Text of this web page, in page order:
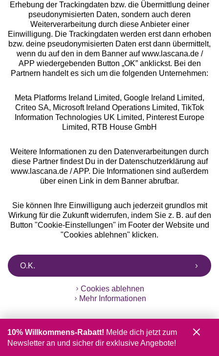
Online-Überweisung
Ratenkauf **
Versandart
10%
Rabatt
Jetzt zum Newsletter anmelden und 10% Rabatt
sichern!
Jetzt anmelden
Auszeichnungen
Erhebung der Trackingdaten bzw. die Übermittlung deiner
pseudonymisierten Daten, sondern auch deren
Weiterverarbeitung durch diese Anbieter einer
Einwilligung. Die Trackingdaten werden erst dann erhoben
bzw. deine pseudonymisierten Daten erst dann übermittelt,
wenn du auf den in dem Banner auf www.lascana.de /
APP wiedergebenden Button „OK” anklickst. Bei den
Partnern handelt es sich um die folgenden Unternehmen:
Meta Platforms Ireland Limited, Google Ireland Limited,
Criteo SA, Microsoft Ireland Operations Limited, TikTok
Information Technologies UK Limited, Pinterest Europe
Limited, RTB House GmbH
Weitere Informationen zu den Datenverarbeitungen durch
diese Partner findest Du in der Datenschutzerklärung auf
www.lascana.de / APP. Die Informationen sind außerdem
über einen Link in dem Banner abrufbar.
Sie können Ihre Einwilligung auch jederzeit grundlos mit
Wirkung für die Zukunft widerrufen, indem Sie z. B. auf den
Button "Cookie-Einstellungen" im Footer der Website und
"Cookies ablehnen" klicken.
O.K.
Cookies ablehnen
Mehr Informationen
10% Willkommens-Rabatt! Melde dich jetzt zum
Newsletter an und sicher dir exklusive Angebote!